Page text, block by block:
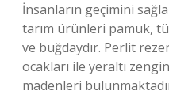
İnsanların geçimini
tarım ürünleri pamuk,
ve buğdaydır. Perlit
ocakları ile yeraltı
madenleri